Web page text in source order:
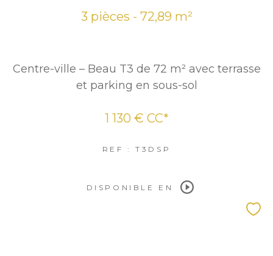
3 pièces - 72,89 m²
Centre-ville – Beau T3 de 72 m² avec terrasse
et parking en sous-sol
1 130 € CC*
REF : T3DSP
DISPONIBLE EN